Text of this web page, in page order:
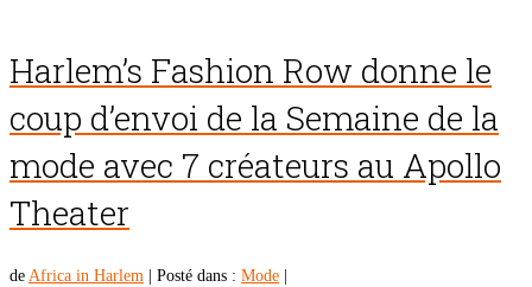
Harlem’s Fashion Row donne le
coup d’envoi de la Semaine de la
mode avec 7 créateurs au Apollo
Theater
de Africa in Harlem Posté dans : Mode